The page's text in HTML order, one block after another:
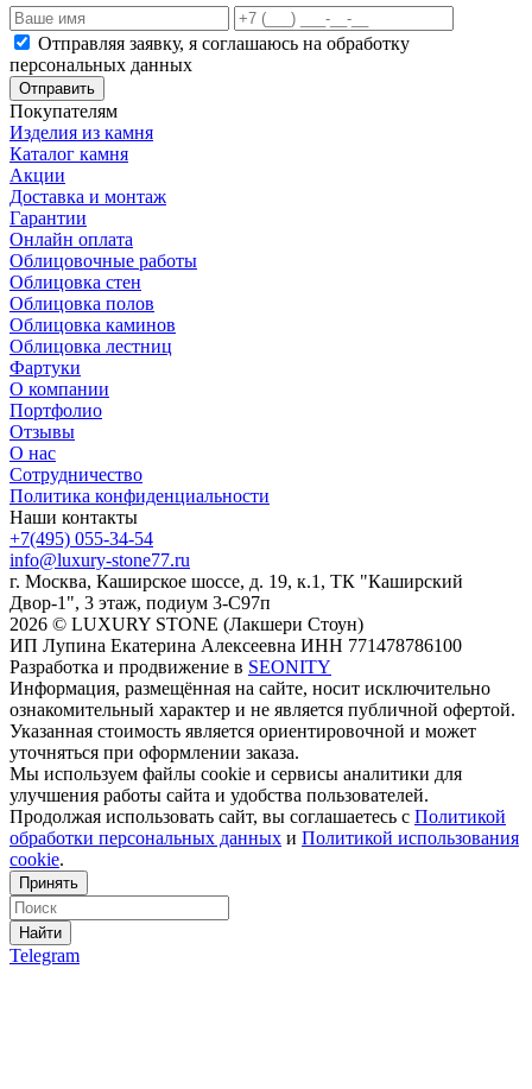
Отправляя заявку, я соглашаюсь на обработку
персональных данных
Отправить
Покупателям
Изделия из камня
Каталог камня
Акции
Доставка и монтаж
Гарантии
Онлайн оплата
Облицовочные работы
Облицовка стен
Облицовка полов
Облицовка каминов
Облицовка лестниц
Фартуки
О компании
Портфолио
Отзывы
О нас
Сотрудничество
Политика конфиденциальности
Наши контакты
+7(495) 055-34-54
info@luxury-stone77.ru
г. Москва, Каширское шоссе, д. 19, к.1, ТК "Каширский
Двор-1", 3 этаж, подиум 3-С97п
2026 © LUXURY STONE (Лакшери Стоун)
ИП Лупина Екатерина Алексеевна ИНН 771478786100
Разработка и продвижение в SEONITY
Информация, размещённая на сайте, носит исключительно
ознакомительный характер и не является публичной офертой.
Указанная стоимость является ориентировочной и может
уточняться при оформлении заказа.
Мы используем файлы cookie и сервисы аналитики для
улучшения работы сайта и удобства пользователей.
Продолжая использовать сайт, вы соглашаетесь с Политикой
обработки персональных данных и Политикой использования
cookie.
Принять
Найти
Telegram